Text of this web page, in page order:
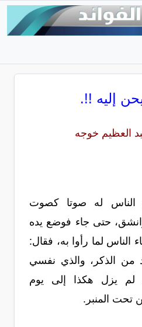
إليه !!.
العظيم خوجه
الناس له صوتا كصوت
حتى جاء فوضع يده
الناس لما رأوا به، فقال:
من الذكر، والذي نفسي
لم يزل هكذا إلى يوم
تحت المنبر.